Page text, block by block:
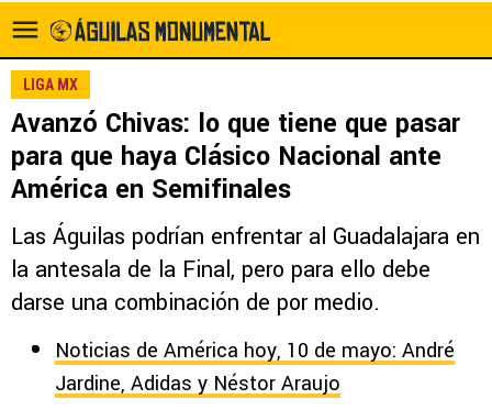
LIGA MX
Avanzó Chivas: lo que tiene que pasar
para que haya Clásico Nacional ante
América en Semifinales
Las Águilas podrían enfrentar al Guadalajara en
la antesala de la Final, pero para ello debe
darse una combinación de por medio.
Noticias de América hoy, 10 de mayo: André
Jardine, Adidas y Néstor Araujo